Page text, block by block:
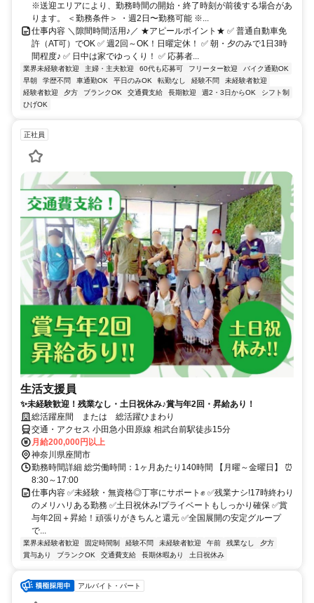
※送迎エリアにより、勤務時間の開始・終了時刻が前後する場合があ
ります。 ＜勤務条件＞ ・週2日〜勤務可能 ※...
仕事内容 ＼隙間時間活用♪／ ★アピールポイント★ ✅️ 普通自動車免
許（AT可）でOK ✅️ 週2回～OK！日曜定休！ ✅️ 朝・夕のみで1日3時
間程度♪ ✅️ 日中は家でゆっくり！ ✅️ 応募者...
業界未経験者歓迎 主婦・主夫歓迎 60代も応募可 フリーター歓迎
バイク通勤OK
早朝
学歴不問 車通勤OK 平日のみOK 転勤なし 経験不問
未経験者歓迎
経験者歓迎
夕方 ブランクOK 交通費支給 長期歓迎 週2・3日からOK
シフト制
ひげOK
正社員
生活支援員
✨未経験歓迎！残業なし・土日祝休み♪賞与年2回・昇給あり！
総活躍座間 または 総活躍ひまわり
交通・アクセス 小田急小田原線 相武台前駅徒歩15分
月給200,000円以上
神奈川県座間市
勤務時間詳細 総労働時間：1ヶ月あたり140時間 【月曜～金曜日】 ⏰
8:30～17:00
仕事内容 ✅未経験・無資格◎丁寧にサポート✊ ✅残業ナシ!17時終わり
のメリハリある勤務 ✅土日祝休み!プライベートもしっかり確保 ✅賞
与年2回＋昇給！頑張りがきちんと還元 ✅全国展開の安定グループ
で...
業界未経験者歓迎 固定時間制 経験不問 未経験者歓迎 午前 残業なし
夕方
賞与あり
ブランクOK 交通費支給 長期休暇あり 土日祝休み
アルバイト・パート